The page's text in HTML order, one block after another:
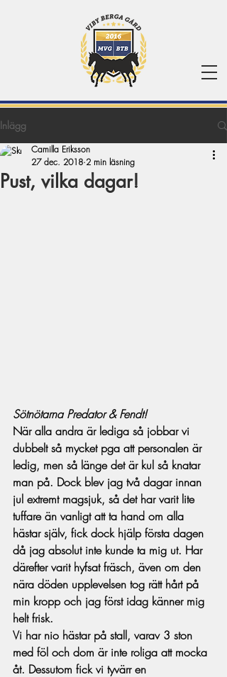
Inlägg
Pust, vilka dagar!
Camilla Eriksson
27 dec. 2018 2 min läsning
Sötnötarna Predator & Fendt!
När alla andra är lediga så jobbar vi
dubbelt så mycket pga att personalen är
ledig, men så länge det är kul så knatar
man på. Dock blev jag två dagar innan
jul extremt magsjuk, så det har varit lite
tuffare än vanligt att ta hand om alla
hästar själv, fick dock hjälp första dagen
då jag absolut inte kunde ta mig ut. Har
därefter varit hyfsat fräsch, även om den
nära döden upplevelsen tog rätt hårt på
min kropp och jag först idag känner mig
helt frisk.
Vi har nio hästar på stall, varav 3 ston
med föl och dom är inte roliga att mocka
åt. Dessutom fick vi tyvärr en